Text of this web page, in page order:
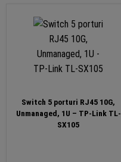
Switch 5 porturi RJ45 10G,
Unmanaged, 1U – TP-Link TL-
SX105